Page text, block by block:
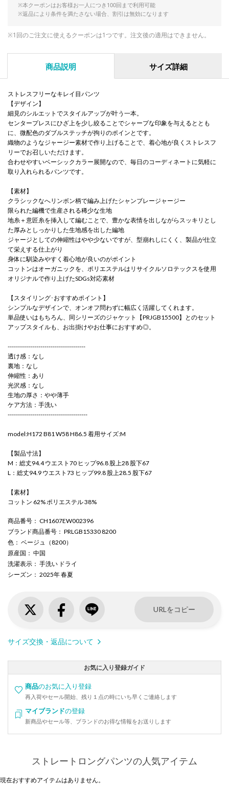
※本クーポンはお客様お一人につき100回まで利用可能
※返品により条件を満たさない場合、割引は無効になります
※1回のご注文に使えるクーポンは1つです。注文後の適用はできません。
商品説明 サイズ詳細
ストレスフリーなキレイ目パンツ
【デザイン】
細見のシルエットでスタイルアップが叶う一本。
センタープレスにひざ上を少し絞ることでシャープな印象を与えるととも
に、微配色のダブルステッチが拘りのポインとです。
織物のようなジャージー素材で作り上げることで、着心地が良くストレスフ
リーでお召しいただけます。
合わせやすいベーシックカラー展開なので、毎日のコーディネートに気軽に
取り入れられるパンツです。
【素材】
クラシックなへリンボン柄で編み上げたシャンブレージャージー
限られた編機で生産される稀少な生地
地糸＋意匠糸を挿入して編むことで、豊かな表情を出しながらスッキリとし
た厚みとしっかりした生地感を出した編地
ジャージとしての伸縮性はやや少ないですが、型崩れしにくく、製品が仕立
て栄えする仕上がり
身体に馴染みやすく着心地が良いのがポイント
コットンはオーガニックを、ポリエステルはリサイクルソロテックスを使用
オリジナルで作り上げたSDGs対応素材
【スタイリング･おすすめポイント】
シンプルなデザインで、オンオフ問わずに幅広く活躍してくれます。
単品使いはもちろん、同シリーズのジャケット【PRJGB15500】とのセット
アップスタイルも、お出掛けやお仕事におすすめ◎。
--------------------------------------
透け感：なし
裏地：なし
伸縮性：あり
光沢感：なし
生地の厚さ：やや薄手
ケア方法：手洗い
---------------------------------------
model:H172 B81 W58 H86.5 着用サイズ:M
【製品寸法】
M：総丈94.4 ウエスト70 ヒップ96.8 股上28 股下67
L：総丈94.9 ウエスト73 ヒップ99.8 股上28.5 股下67
【素材】
コットン 62% ポリエステル 38%
商品番号 ： CH1607EW002396
ブランド商品番号 ： PRLGB15330 8200
色 ： ベージュ（8200）
原産国 ： 中国
洗濯表示 ： 手洗い ドライ
シーズン ： 2025年 春夏
URLをコピー
サイズ交換・返品について
お気に入り登録ガイド
商品のお気に入り登録
再入荷やセール開始、残り１点の時にいち早くご連絡します
マイブランドの登録
新商品やセール等、ブランドのお得な情報をお送りします
ストレートロングパンツの人気アイテム
現在おすすめアイテムはありません。